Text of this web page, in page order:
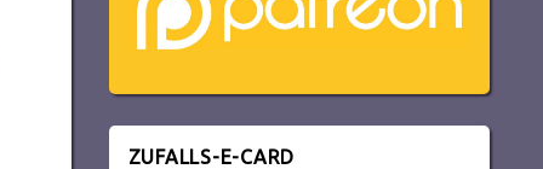
ZUFALLS-E-CARD